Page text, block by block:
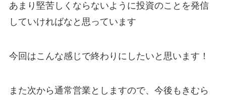
あまり堅苦しくならないように投資のことを発信
していければなと思っています
今回はこんな感じで終わりにしたいと思います！
また次から通常営業としますので、今後もきむら